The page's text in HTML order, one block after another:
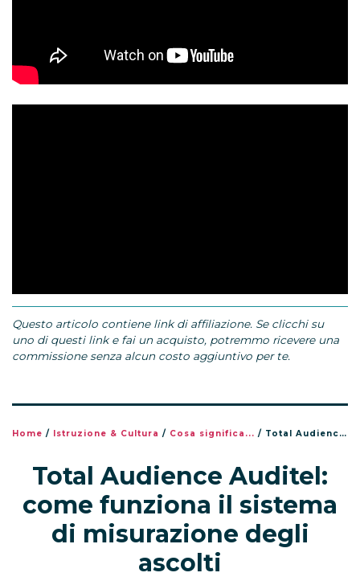
Questo articolo contiene link di affiliazione. Se clicchi su
uno di questi link e fai un acquisto, potremmo ricevere una
commissione senza alcun costo aggiuntivo per te.
Home / Istruzione & Cultura / Cosa significa... / Total Audience Auditel: come funziona il sistema di misurazione degli ascolti
Total Audience Auditel:
come funziona il sistema
di misurazione degli
ascolti